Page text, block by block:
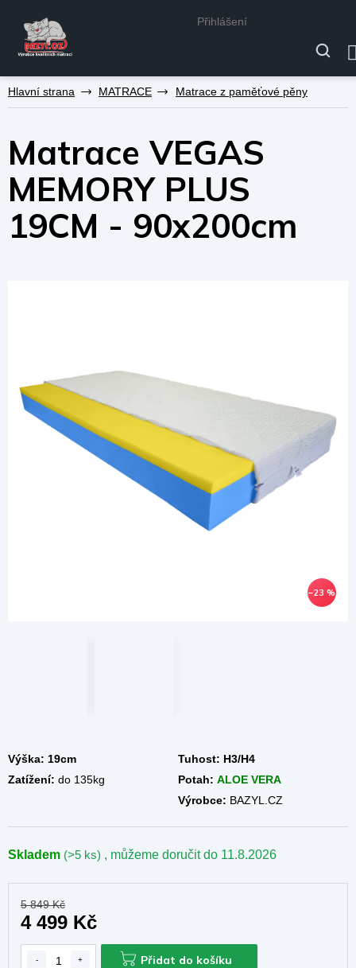
na
Přihlášení
MATRACE Matrace z paměťové pěny
Matrace VEGAS
MEMORY PLUS
19CM - 90x200cm
–23 %
Skladem (>5 ks) , můžeme doručit do 11.8.2026
Výška: 19cm Tuhost: H3/H4
Zatížení: do 135kg Potah: ALOE VERA
Výrobce: BAZYL.CZ
5 849 Kč
4 499 Kč
Přidat do košíku